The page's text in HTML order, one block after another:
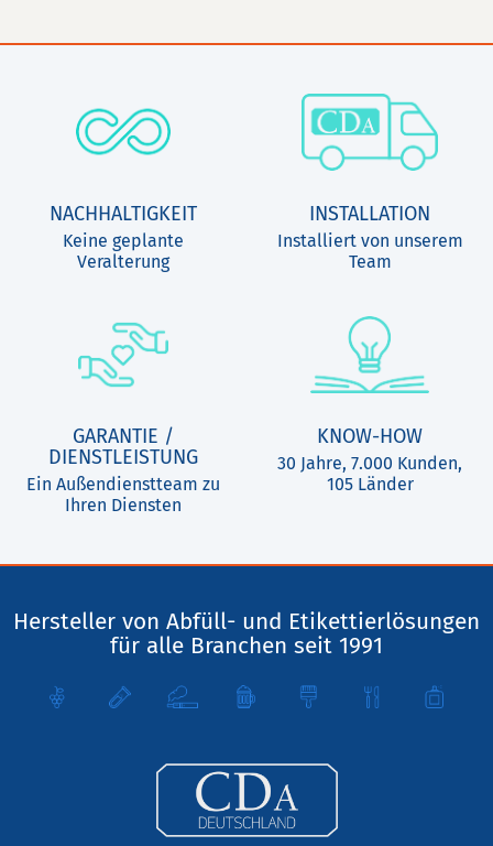
NACHHALTIGKEIT
Keine geplante
Veralterung
INSTALLATION
Installiert von unserem
Team
GARANTIE /
DIENSTLEISTUNG
Ein Außendienstteam zu
Ihren Diensten
KNOW-HOW
30 Jahre, 7.000 Kunden,
105 Länder
Hersteller von Abfüll- und Etikettierlösungen
für alle Branchen seit 1991